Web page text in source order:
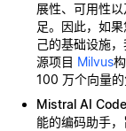
展性、可用性
足。因此，如
己的基础设施
源项目 Milvus
100 万个向量
Mistral AI
能的编码助手